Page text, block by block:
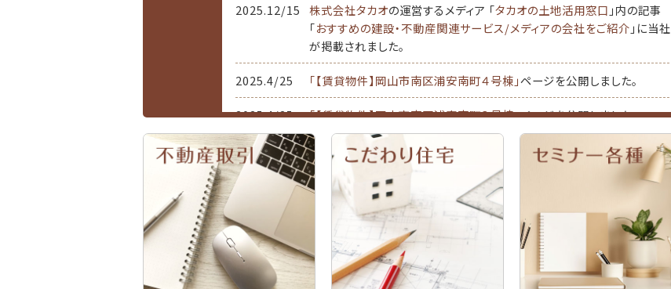
2025.12/15 株式会社タカオの運営するメディア 「タカオの土地活用窓口 」内の記事
「おすすめの建設・不動産関連サービス/メディアの会社をご紹介 」に当社
が掲載されました。
2025.4/25 「【賃貸物件】岡山市南区浦安南町４号棟」ページを公開しました。
2025.4/25 「【賃貸物件】岡山市南区浦安南町３号棟」ページを公開しました。
2025.4/22 「【賃貸物件】岡山市東区南古都」 ページを公開しました。
2025.4/10 トップページのデザインを変更しました。
2025.3/25 「おすすめ不動産物件」 掲載情報を更新しました。
2025.3/4 「おすすめ不動産物件」 掲載情報を更新しました。